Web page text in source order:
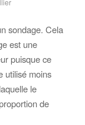
sondage. Cela
est une
puisque ce
utilisé moins
le
de